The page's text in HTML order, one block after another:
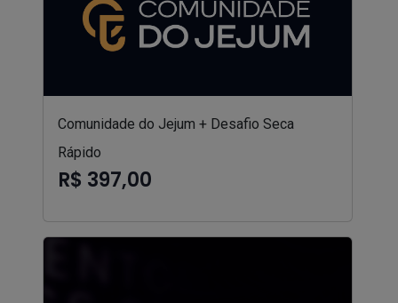
Comunidade do Jejum + Desafio Seca
Rápido
R$ 397,00